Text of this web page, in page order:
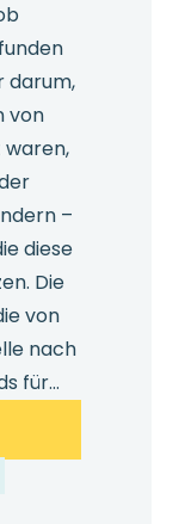
darum,
von
–
diese
Die
von
nach
für…